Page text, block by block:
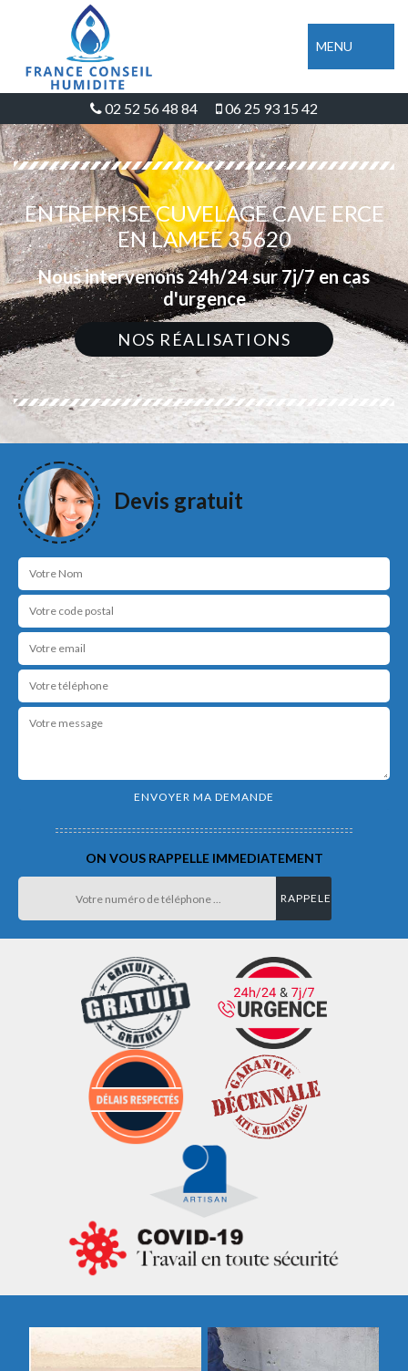
MENU
02 52 56 48 84 06 25 93 15 42
ENTREPRISE CUVELAGE CAVE ERCE
EN LAMEE 35620
Nous intervenons 24h/24 sur 7j/7 en cas
d'urgence
NOS RÉALISATIONS
Devis gratuit
ON VOUS RAPPELLE IMMEDIATEMENT